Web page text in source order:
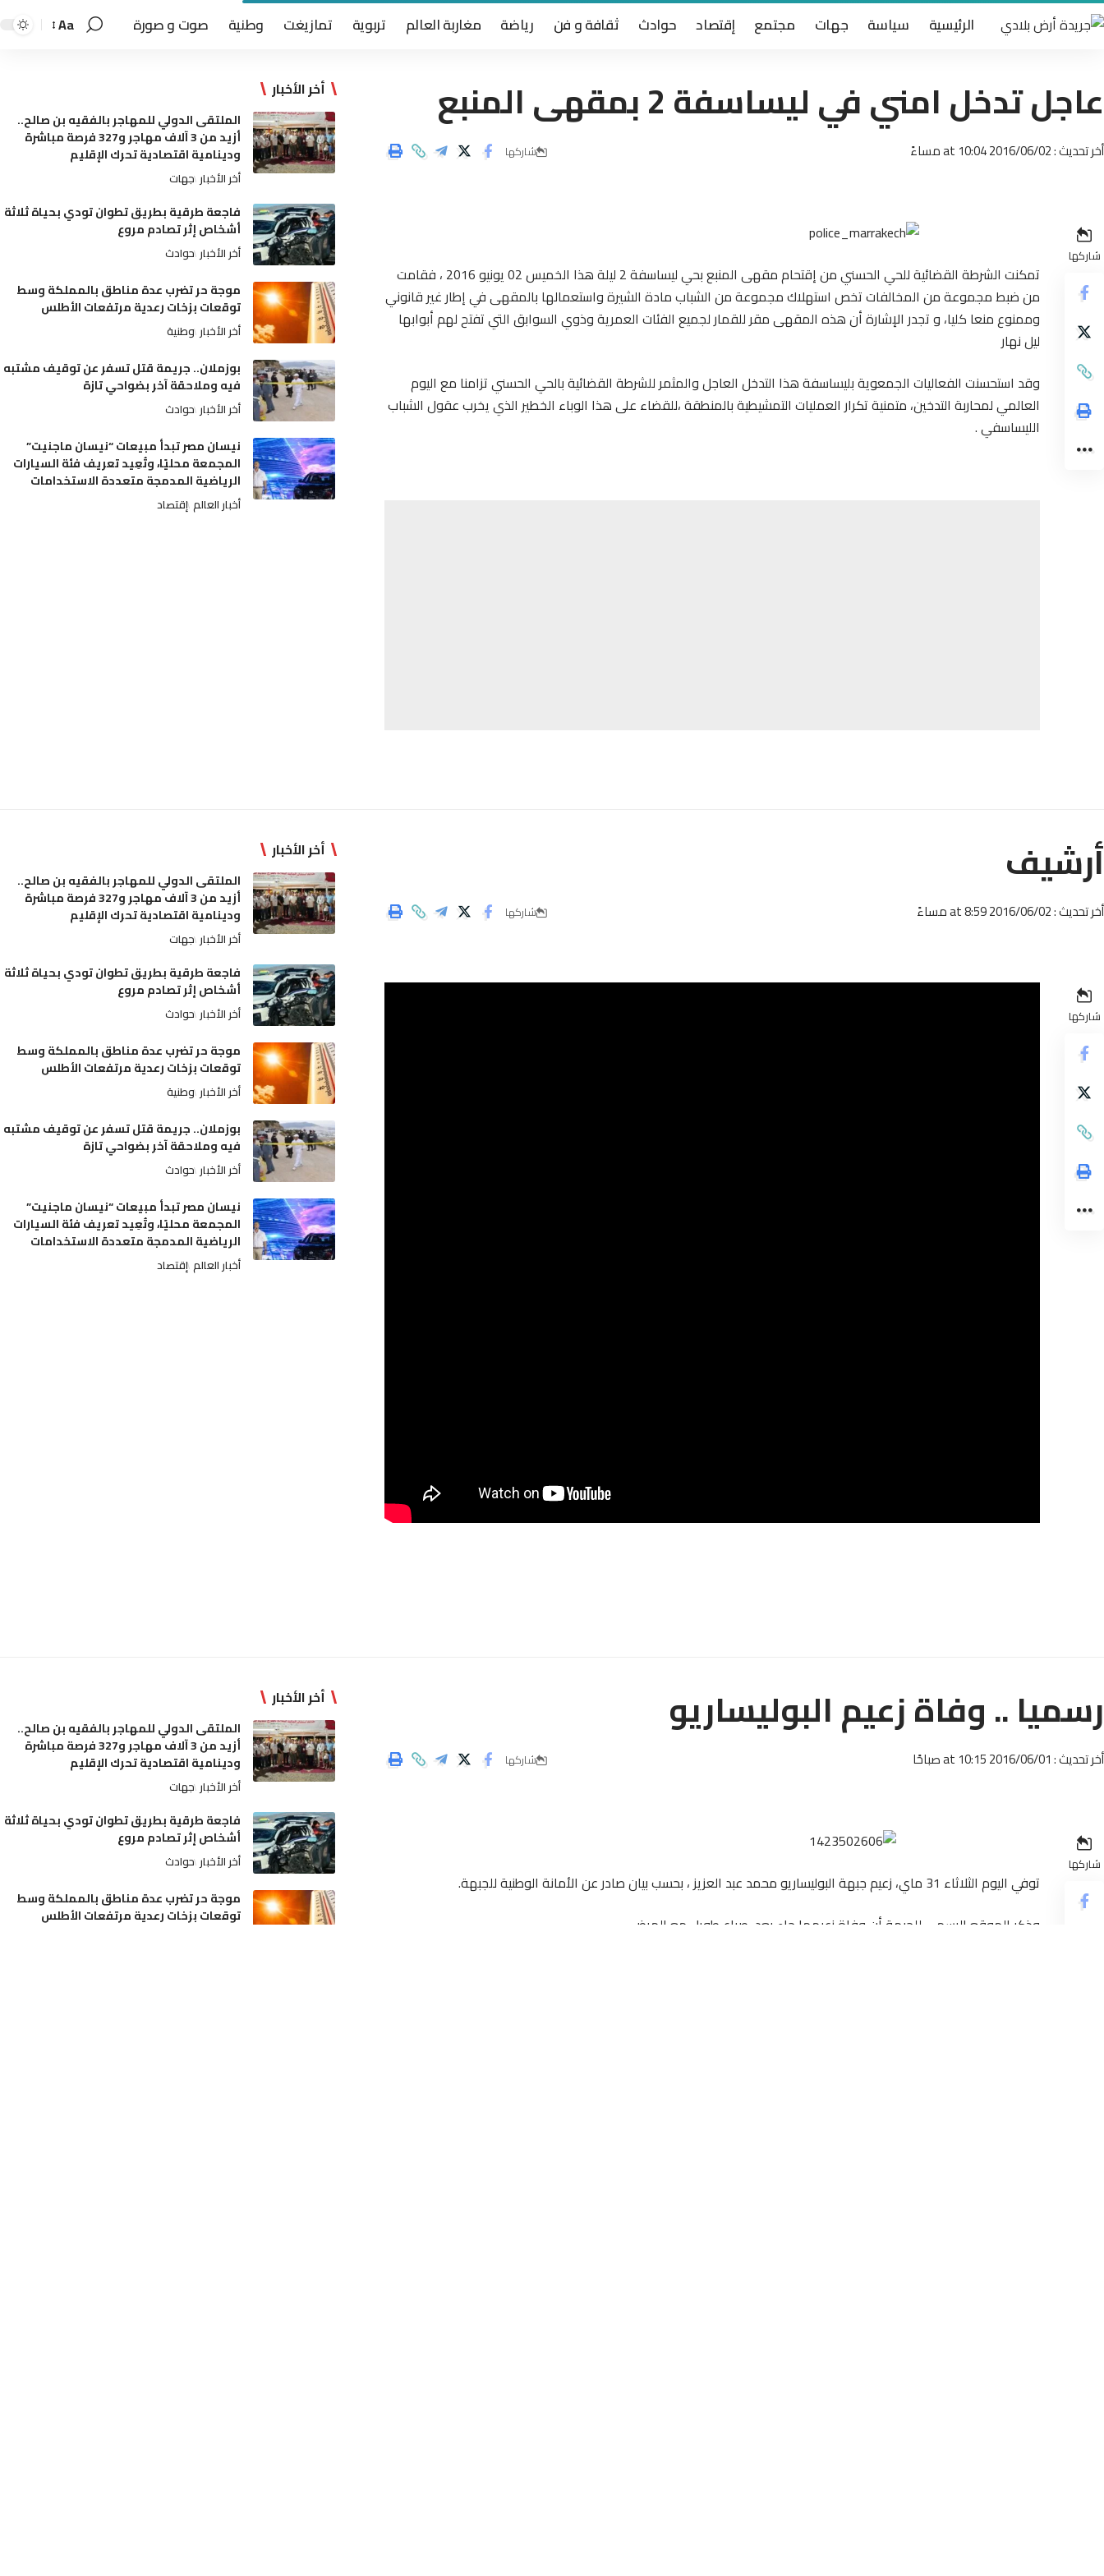
الرئيسية سياسة جهات مجتمع إقتصاد حوادث ثقافة و فن رياضة مغاربة العالم تربوية تمازيغت وطنية صوت و صورة Aa
عاجل تدخل امني في ليساسفة 2 بمقهى المنبع
أخر تحديث : 2016/06/02 at 10:04 مساءً شاركها
شاركها
تمكنت الشرطة القضائية للحي الحسني من إقتحام مقهى المنبع بحي ليساسفة 2 ليلة هذا الخميس 02 يونيو 2016 ، فقامت
من ضبط مجموعة من المخالفات تخص استهلاك مجموعة من الشباب مادة الشيرة واستعمالها بالمقهى في إطار غير قانوني
وممنوع منعا كليا، و تجدر الإشارة أن هذه المقهى مقر للقمار لجميع الفئات العمرية وذوي السوابق التي تفتح لهم أبوابها
ليل نهار
وقد استحسنت الفعاليات الجمعوية بليساسفة هذا التدخل العاجل والمثمر للشرطة القضائية بالحي الحسني تزامنا مع اليوم
العالمي لمحاربة التدخين، متمنية تكرار العمليات التمشيطية بالمنطقة ،للقضاء على هذا الوباء الخطير الذي يخرب عقول الشباب
الليساسفي .
أخر الأخبار
الملتقى الدولي للمهاجر بالفقيه بن صالح..
أزيد من 3 آلاف مهاجر و327 فرصة مباشرة
ودينامية اقتصادية تحرك الإقليم
أخر الأخبار جهات
فاجعة طرقية بطريق تطوان تودي بحياة ثلاثة
أشخاص إثر تصادم مروع
أخر الأخبار حوادث
موجة حر تضرب عدة مناطق بالمملكة وسط
توقعات بزخات رعدية مرتفعات الأطلس
أخر الأخبار وطنية
بوزملان.. جريمة قتل تسفر عن توقيف مشتبه
فيه وملاحقة آخر بضواحي تازة
أخر الأخبار حوادث
نيسان مصر تبدأ مبيعات “نيسان ماجنيت”
المجمعة محليًا، وتُعِيد تعريف فئة السيارات
الرياضية المدمجة متعددة الاستخدامات
أخبار العالم إقتصاد
أرشيف
أخر تحديث : 2016/06/02 at 8:59 مساءً شاركها
شاركها
أخر الأخبار
الملتقى الدولي للمهاجر بالفقيه بن صالح..
أزيد من 3 آلاف مهاجر و327 فرصة مباشرة
ودينامية اقتصادية تحرك الإقليم
أخر الأخبار جهات
فاجعة طرقية بطريق تطوان تودي بحياة ثلاثة
أشخاص إثر تصادم مروع
أخر الأخبار حوادث
موجة حر تضرب عدة مناطق بالمملكة وسط
توقعات بزخات رعدية مرتفعات الأطلس
أخر الأخبار وطنية
بوزملان.. جريمة قتل تسفر عن توقيف مشتبه
فيه وملاحقة آخر بضواحي تازة
أخر الأخبار حوادث
نيسان مصر تبدأ مبيعات “نيسان ماجنيت”
المجمعة محليًا، وتُعِيد تعريف فئة السيارات
الرياضية المدمجة متعددة الاستخدامات
أخبار العالم إقتصاد
رسميا .. وفاة زعيم البوليساريو
أخر تحديث : 2016/06/01 at 10:15 صباحًا شاركها
شاركها
توفي اليوم الثلاثاء 31 ماي، زعيم جبهة البوليساريو محمد عبد العزيز ، بحسب بيان صادر عن الأمانة الوطنية للجبهة.
وذكر الموقع الرسمي للجبهة أن وفاة زعيمها جاء بعد صراع طويل مع المرض .
أخر الأخبار
الملتقى الدولي للمهاجر بالفقيه بن صالح..
أزيد من 3 آلاف مهاجر و327 فرصة مباشرة
ودينامية اقتصادية تحرك الإقليم
أخر الأخبار جهات
فاجعة طرقية بطريق تطوان تودي بحياة ثلاثة
أشخاص إثر تصادم مروع
أخر الأخبار حوادث
موجة حر تضرب عدة مناطق بالمملكة وسط
توقعات بزخات رعدية مرتفعات الأطلس